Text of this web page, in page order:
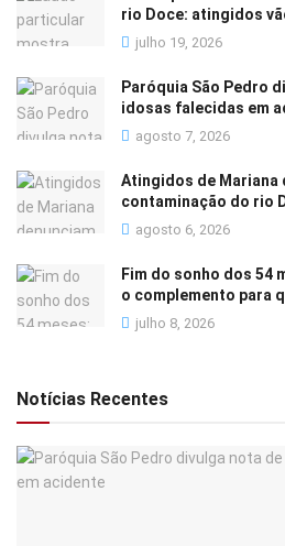
rio Doce: atingidos
julho 19, 2026
Paróquia São Pedro
idosas falecidas em
agosto 7, 2026
Atingidos de Mariana
contaminação do rio
agosto 6, 2026
Fim do sonho dos 54
o complemento para
julho 8, 2026
Notícias Recentes